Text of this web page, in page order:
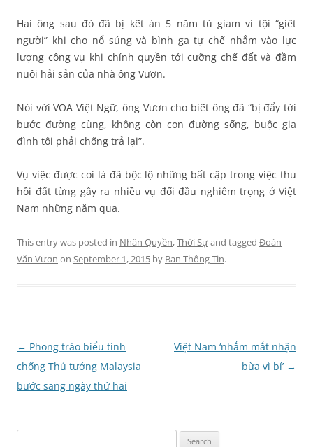
Hai ông sau đó đã bị kết án 5 năm tù giam vì tội “giết
người” khi cho nổ súng và bình ga tự chế nhắm vào lực
lượng công vụ khi chính quyền tới cưỡng chế đất và đầm
nuôi hải sản của nhà ông Vươn.
Nói với VOA Việt Ngữ, ông Vươn cho biết ông đã “bị đẩy tới
bước đường cùng, không còn con đường sống, buộc gia
đình tôi phải chống trả lại”.
Vụ việc được coi là đã bộc lộ những bất cập trong việc thu
hồi đất từng gây ra nhiều vụ đối đầu nghiêm trọng ở Việt
Nam những năm qua.
This entry was posted in Nhân Quyền,Thời Sựand tagged Đoàn
Văn Vươn on September 1, 2015 by Ban Thông Tin.
Post
navigation
← Phong trào biểu tình
chống Thủ tướng Malaysia
bước sang ngày thứ hai
Việt Nam ‘nhắm mắt nhận
bừa vì bí’ →